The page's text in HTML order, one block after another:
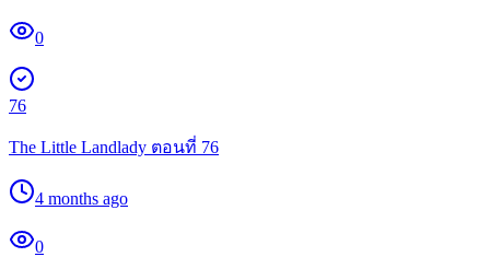
0
76
The Little Landlady ตอนที่ 76
4 months ago
0